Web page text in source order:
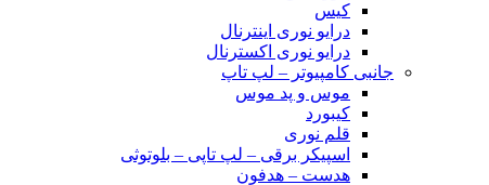
کیس
درایو نوری اینترنال
درایو نوری اکسترنال
جانبی کامپیوتر – لپ تاپ
موس و پد موس
کیبورد
قلم نوری
اسپیکر برقی – لپ تاپی – بلوتوثی
هدست – هدفون